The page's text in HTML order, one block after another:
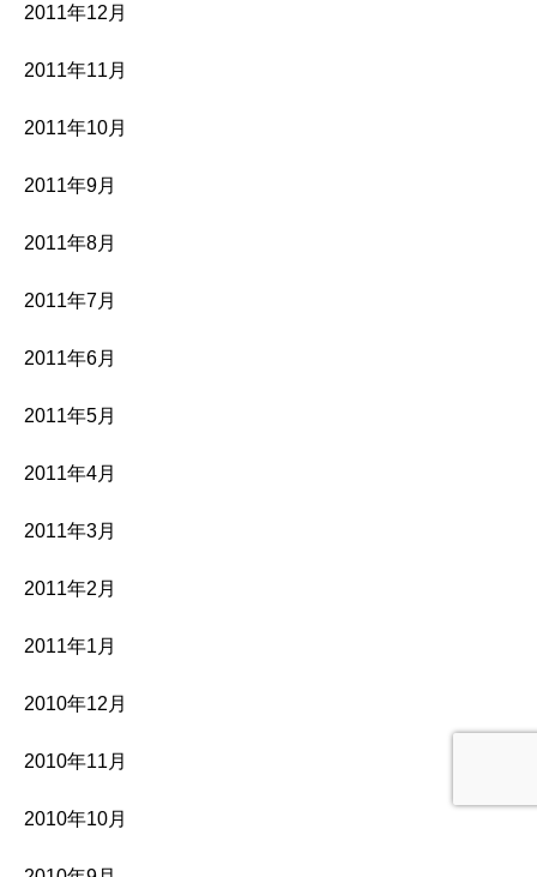
2011年12月
2011年11月
2011年10月
2011年9月
2011年8月
2011年7月
2011年6月
2011年5月
2011年4月
2011年3月
2011年2月
2011年1月
2010年12月
2010年11月
2010年10月